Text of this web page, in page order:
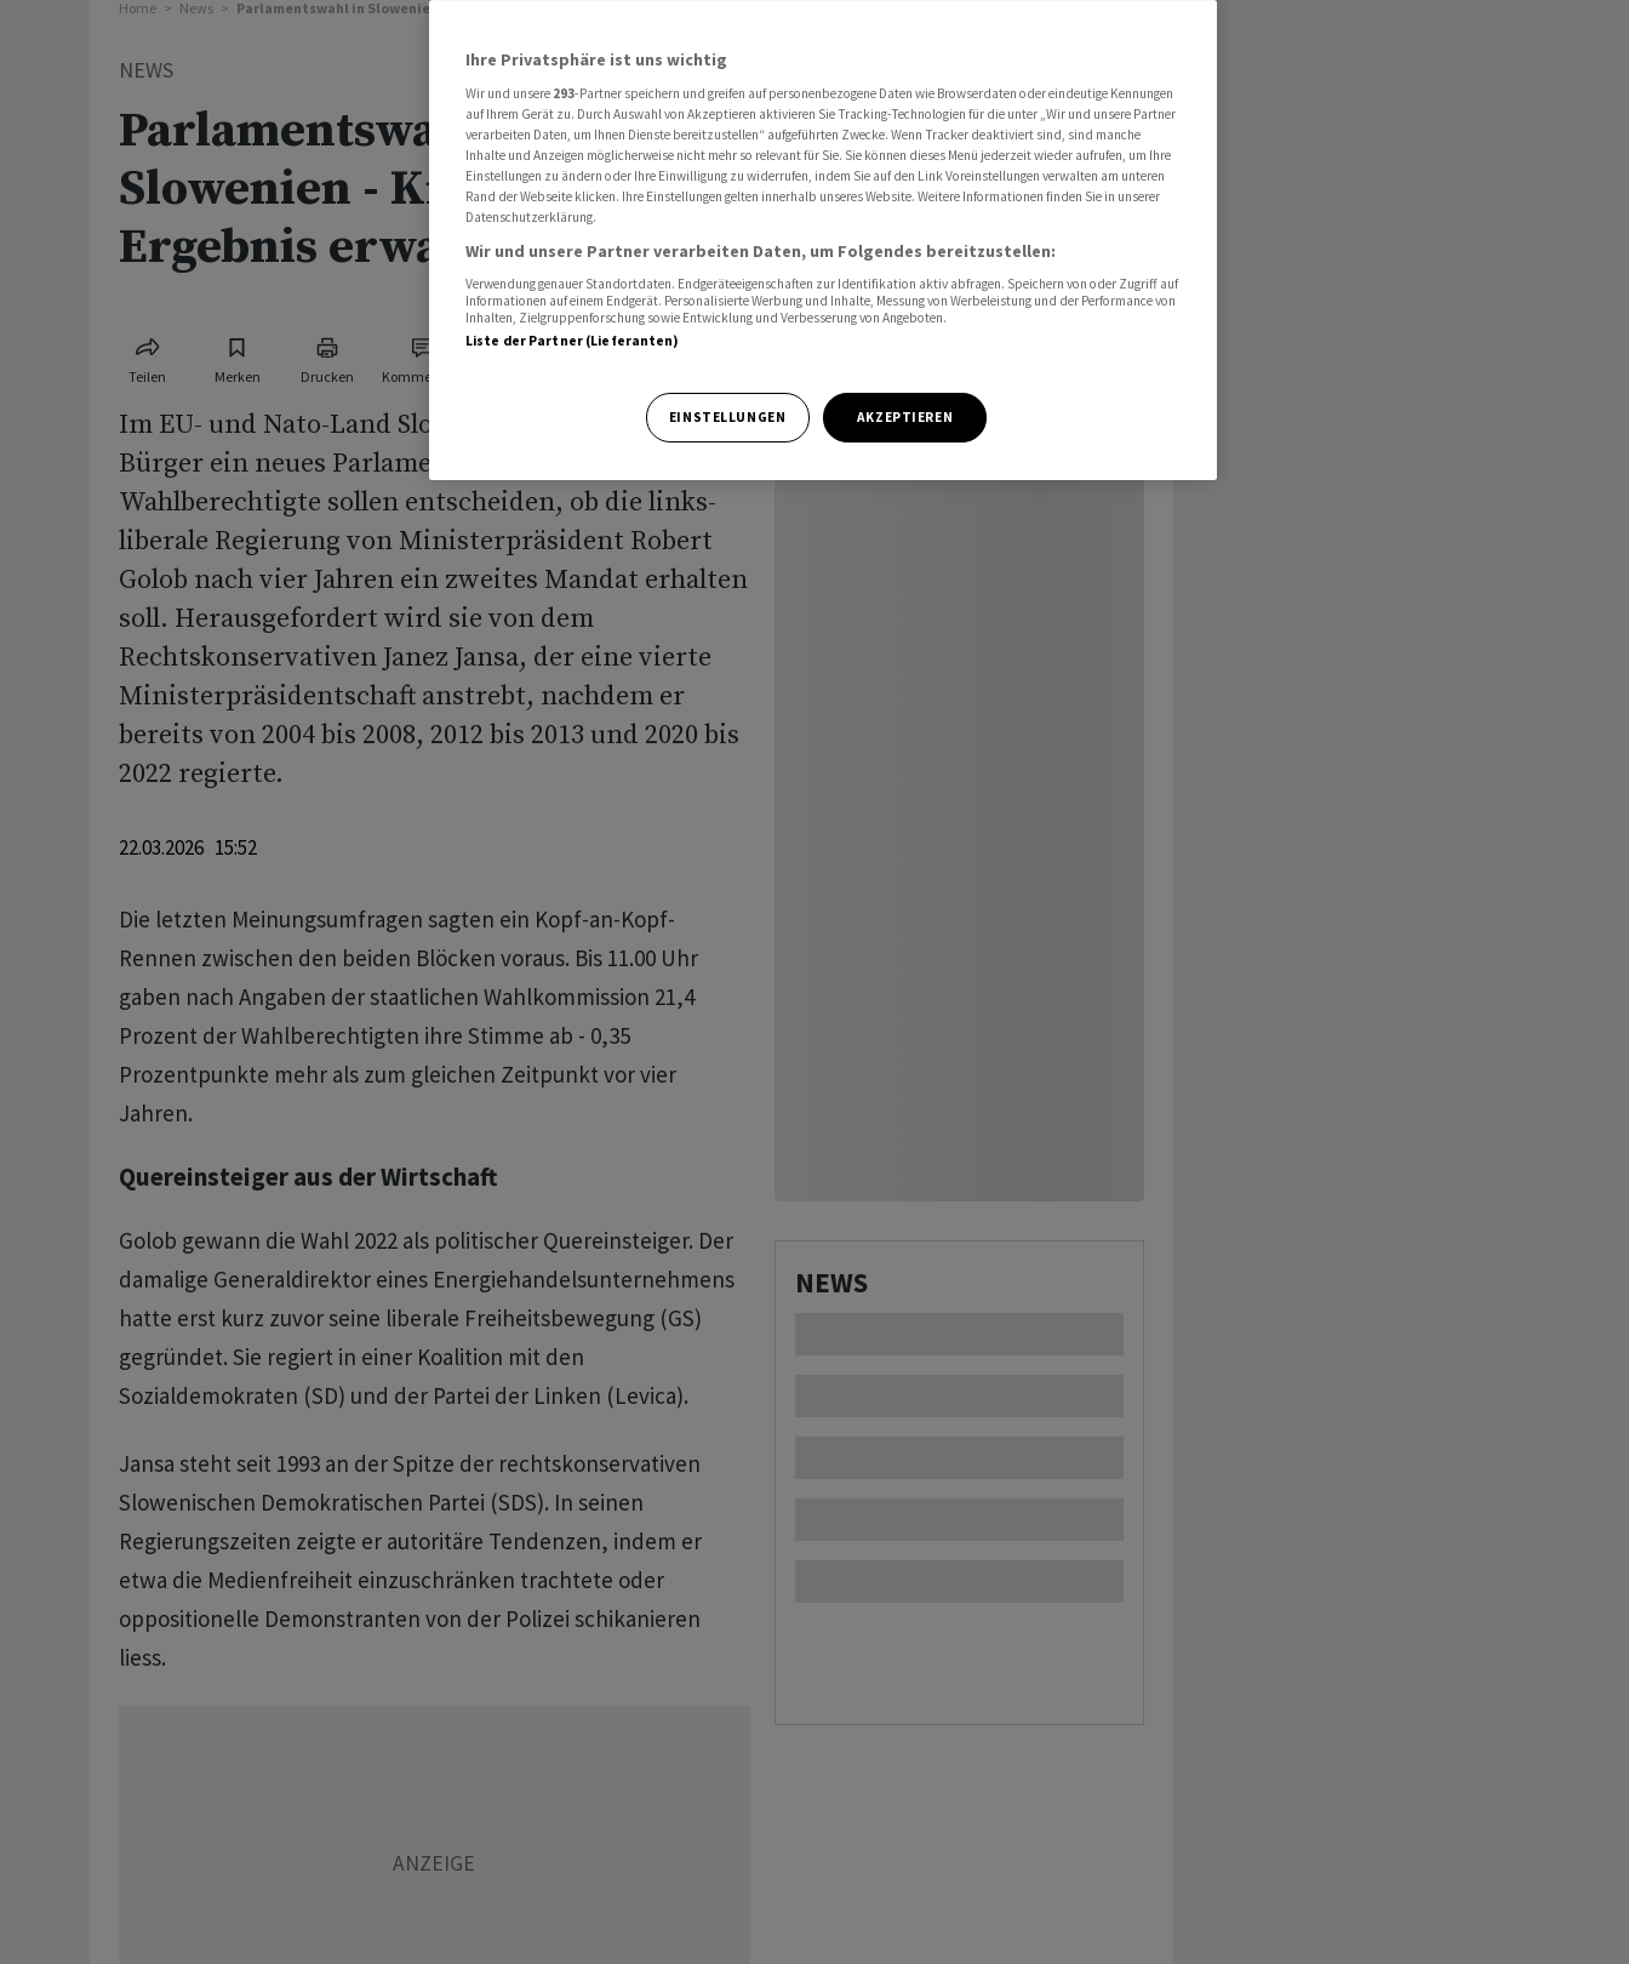
Home News Parlamentswahl in Slowenien - Knappes Ergebnis erwartet
NEWS
Parlamentswahl in
Slowenien - Knappes
Ergebnis erwartet
Teilen Merken Drucken Kommentare
Im EU- und Nato-Land Slowenien wählen die
Bürger ein neues Parlament. Knapp 1,7 Millionen
Wahlberechtigte sollen entscheiden, ob die links-
liberale Regierung von Ministerpräsident Robert
Golob nach vier Jahren ein zweites Mandat erhalten
soll. Herausgefordert wird sie von dem
Rechtskonservativen Janez Jansa, der eine vierte
Ministerpräsidentschaft anstrebt, nachdem er
bereits von 2004 bis 2008, 2012 bis 2013 und 2020 bis
2022 regierte.
22.03.2026 15:52
Die letzten Meinungsumfragen sagten ein Kopf-an-Kopf-
Rennen zwischen den beiden Blöcken voraus. Bis 11.00 Uhr
gaben nach Angaben der staatlichen Wahlkommission 21,4
Prozent der Wahlberechtigten ihre Stimme ab - 0,35
Prozentpunkte mehr als zum gleichen Zeitpunkt vor vier
Jahren.
Quereinsteiger aus der Wirtschaft
Golob gewann die Wahl 2022 als politischer Quereinsteiger. Der
damalige Generaldirektor eines Energiehandelsunternehmens
hatte erst kurz zuvor seine liberale Freiheitsbewegung (GS)
gegründet. Sie regiert in einer Koalition mit den
Sozialdemokraten (SD) und der Partei der Linken (Levica).
Jansa steht seit 1993 an der Spitze der rechtskonservativen
Slowenischen Demokratischen Partei (SDS). In seinen
Regierungszeiten zeigte er autoritäre Tendenzen, indem er
etwa die Medienfreiheit einzuschränken trachtete oder
oppositionelle Demonstranten von der Polizei schikanieren
liess.
NEWS
Ihre Privatsphäre ist uns wichtig
Wir und unsere 293-Partner speichern und greifen auf personenbezogene Daten wie Browserdaten oder eindeutige Kennungen
auf Ihrem Gerät zu. Durch Auswahl von Akzeptieren aktivieren Sie Tracking-Technologien für die unter „Wir und unsere Partner
verarbeiten Daten, um Ihnen Dienste bereitzustellen“ aufgeführten Zwecke. Wenn Tracker deaktiviert sind, sind manche
Inhalte und Anzeigen möglicherweise nicht mehr so relevant für Sie. Sie können dieses Menü jederzeit wieder aufrufen, um Ihre
Einstellungen zu ändern oder Ihre Einwilligung zu widerrufen, indem Sie auf den Link Voreinstellungen verwalten am unteren
Rand der Webseite klicken. Ihre Einstellungen gelten innerhalb unseres Website. Weitere Informationen finden Sie in unserer
Datenschutzerklärung.
Wir und unsere Partner verarbeiten Daten, um Folgendes bereitzustellen:
Verwendung genauer Standortdaten. Endgeräteeigenschaften zur Identifikation aktiv abfragen. Speichern von oder Zugriff auf
Informationen auf einem Endgerät. Personalisierte Werbung und Inhalte, Messung von Werbeleistung und der Performance von
Inhalten, Zielgruppenforschung sowie Entwicklung und Verbesserung von Angeboten.
Liste der Partner (Lieferanten)
EINSTELLUNGEN AKZEPTIEREN